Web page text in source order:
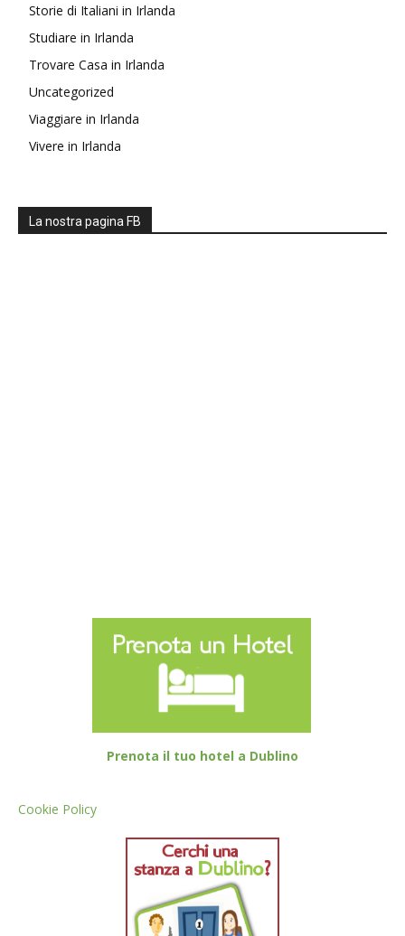
Storie di Italiani in Irlanda
Studiare in Irlanda
Trovare Casa in Irlanda
Uncategorized
Viaggiare in Irlanda
Vivere in Irlanda
La nostra pagina FB
Prenota il tuo hotel a Dublino
Cookie Policy